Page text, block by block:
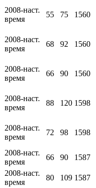
2008-наст.
время
55 75 1560
2008-наст.
время
68 92 1560
2008-наст.
время
66 90 1560
2008-наст.
время
88 120 1598
2008-наст.
время
72 98 1598
2008-наст.
время
66 90
1587
2008-наст.
время
80 109 1587